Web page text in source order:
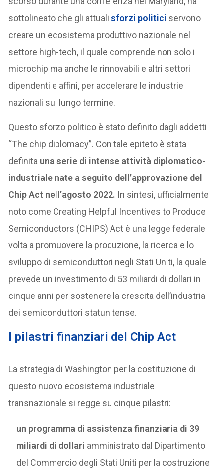
sottolineato che gli attualisforzi politici servono
creare un ecosistema produttivo nazionale nel
settore high-tech, il quale comprende non solo i
microchip ma anche le rinnovabili e altri settori
dipendenti e affini, per accelerare le industrie
nazionali sul lungo termine.
Questo sforzo politico è stato definito dagli addetti
“The chip diplomacy”. Con tale epiteto è stata
definita una serie di intense attività diplomatico-
industriale nate a seguito dell’approvazione del
Chip Act nell’agosto 2022. In sintesi, ufficialmente
noto come Creating Helpful Incentives to Produce
Semiconductors (CHIPS) Act è una legge federale
volta a promuovere la produzione, la ricerca e lo
sviluppo di semiconduttori negli Stati Uniti, la quale
prevede un investimento di 53 miliardi di dollari in
cinque anni per sostenere la crescita dell’industria
dei semiconduttori statunitense.
I pilastri finanziari del Chip Act
La strategia di Washington per la costituzione di
questo nuovo ecosistema industriale
transnazionale si regge su cinque pilastri:
un programma di assistenza finanziaria di 39
miliardi di dollari amministrato dal Dipartimento
del Commercio degli Stati Uniti per la costruzione